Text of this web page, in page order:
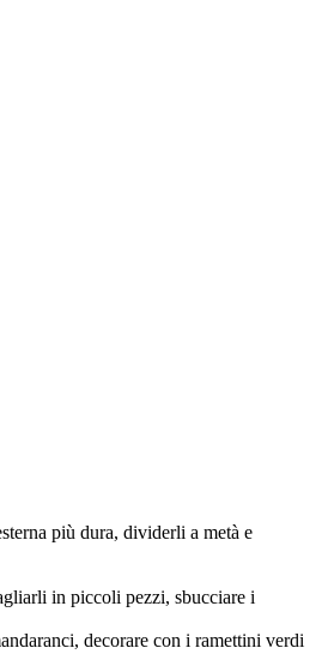
più dura, dividerli a metà e
in piccoli pezzi, sbucciare i
decorare con i ramettini verdi